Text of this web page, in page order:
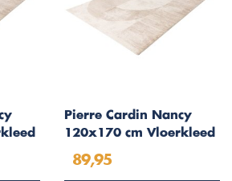
Pierre Cardin Nancy
120x170 cm Vloerkleed
89,95